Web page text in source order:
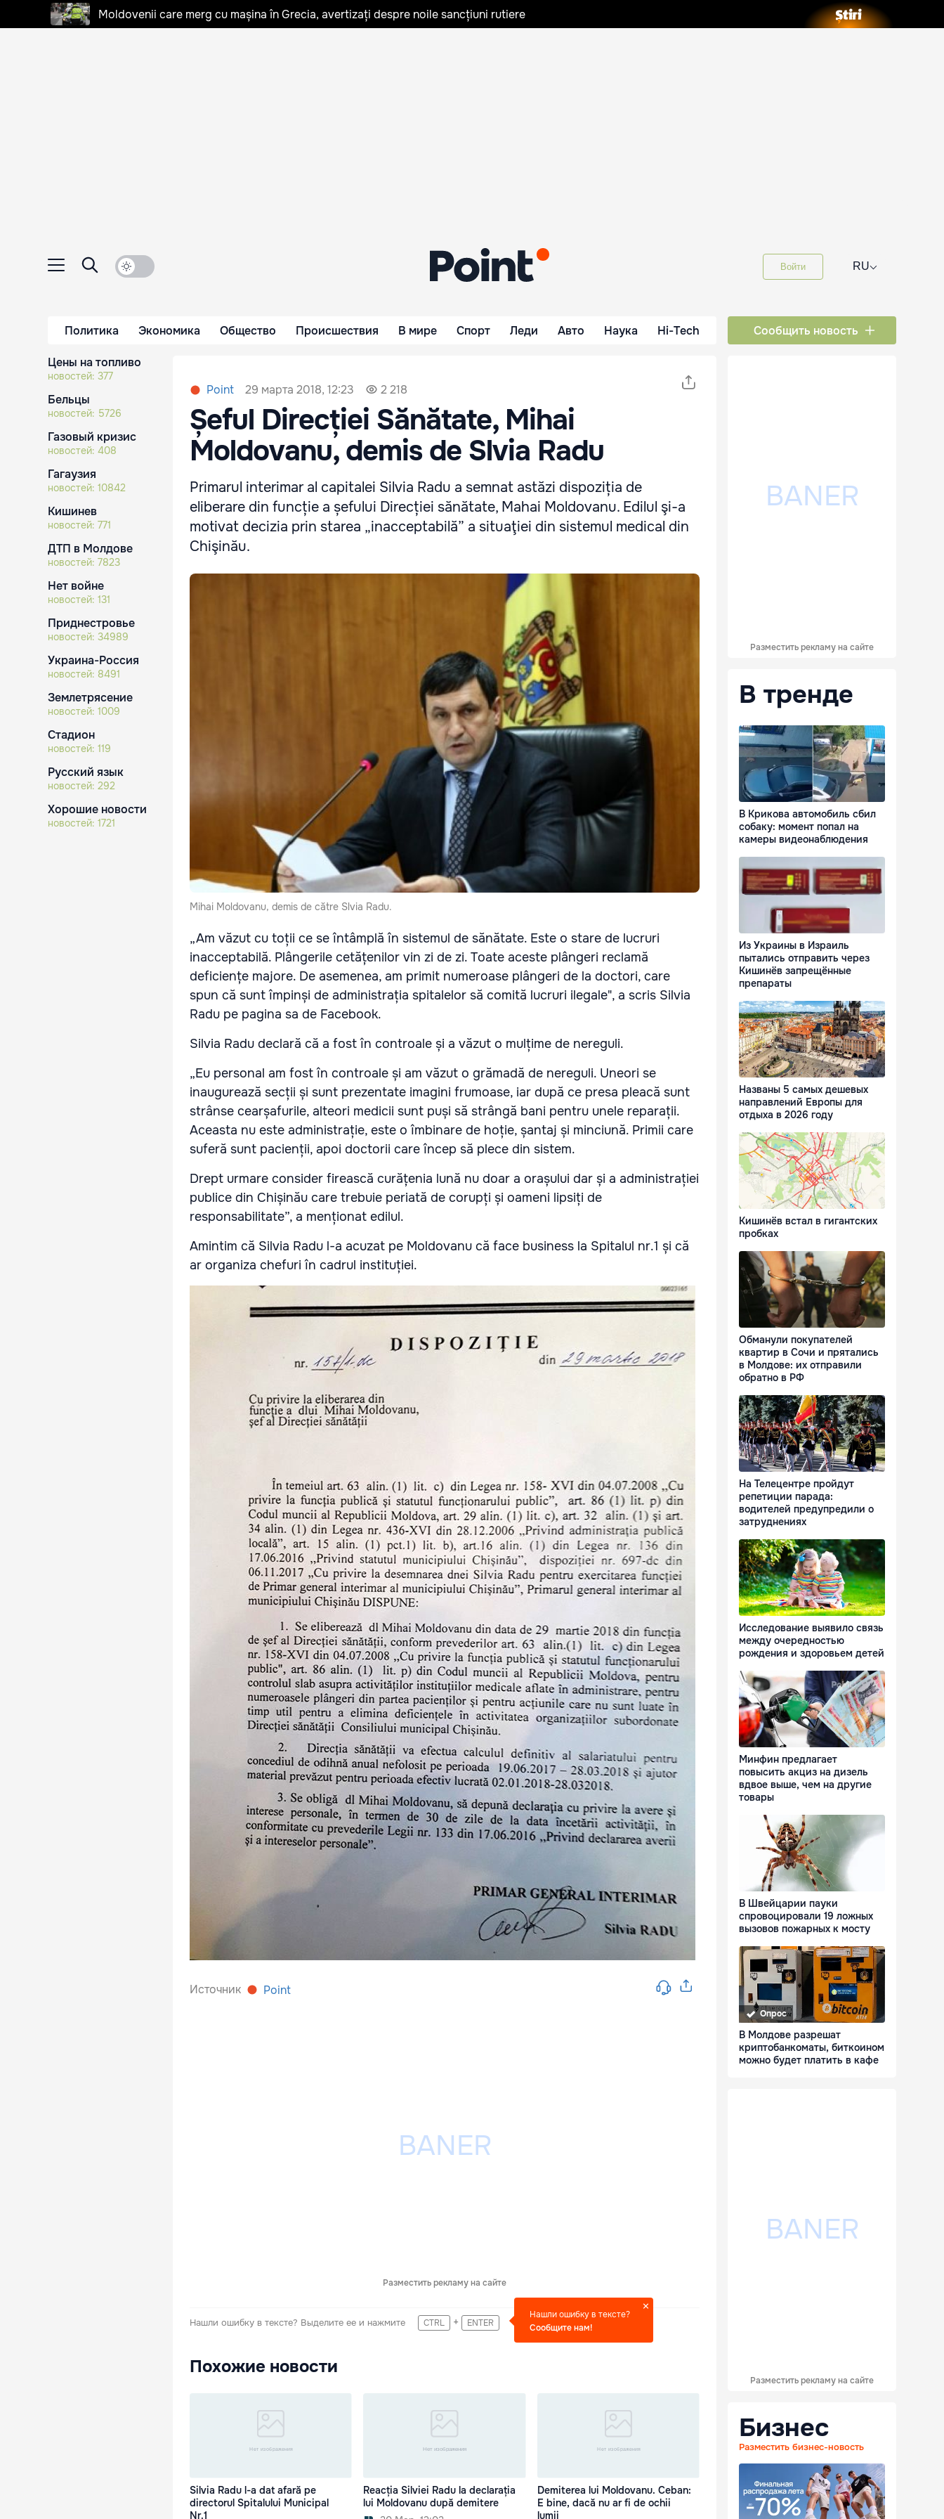
Moldovenii care merg cu mașina în Grecia, avertizați despre noile sancțiuni rutiere
Войти RU⌵
Политика Экономика Общество Происшествия В мире Спорт Леди Авто Наука Hi-Tech Сообщить новость
Цены на топливо
новостей: 377
Бельцы
новостей: 5726
Газовый кризис
новостей: 408
Гагаузия
новостей: 10842
Кишинев
новостей: 771
ДТП в Молдове
новостей: 7823
Нет войне
новостей: 131
Приднестровье
новостей: 34989
Украина-Россия
новостей: 8491
Землетрясение
новостей: 1009
Стадион
новостей: 119
Русский язык
новостей: 292
Хорошие новости
новостей: 1721
Point 29 марта 2018, 12:23 2 218
Șeful Direcției Sănătate, Mihai
Moldovanu, demis de Slvia Radu
Primarul interimar al capitalei Silvia Radu a semnat astăzi dispoziția de
eliberare din funcție a șefului Direcției sănătate, Mahai Moldovanu. Edilul şi-a
motivat decizia prin starea „inacceptabilă” a situaţiei din sistemul medical din
Chişinău.
Mihai Moldovanu, demis de către Slvia Radu.
„Am văzut cu toții ce se întâmplă în sistemul de sănătate. Este o stare de lucruri
inacceptabilă. Plângerile cetățenilor vin zi de zi. Toate aceste plângeri reclamă
deficiențe majore. De asemenea, am primit numeroase plângeri de la doctori, care
spun că sunt împinși de administrația spitalelor să comită lucruri ilegale", a scris Silvia
Radu pe pagina sa de Facebook.
Silvia Radu declară că a fost în controale și a văzut o mulțime de nereguli.
„Eu personal am fost în controale și am văzut o grămadă de nereguli. Uneori se
inaugurează secții și sunt prezentate imagini frumoase, iar după ce presa pleacă sunt
strânse cearșafurile, alteori medicii sunt puși să strângă bani pentru unele reparații.
Aceasta nu este administrație, este o îmbinare de hoție, șantaj și minciună. Primii care
suferă sunt pacienții, apoi doctorii care încep să plece din sistem.
Drept urmare consider firească curățenia lună nu doar a orașului dar și a administrației
publice din Chișinău care trebuie periată de corupți și oameni lipsiți de
responsabilitate”, a menționat edilul.
Amintim că Silvia Radu l-a acuzat pe Moldovanu că face business la Spitalul nr.1 și că
ar organiza chefuri în cadrul instituției.
Источник Point
Разместить рекламу на сайте
Нашли ошибку в тексте? Выделите ее и нажмите CTRL + ENTER
Нашли ошибку в тексте?
Сообщите нам!
Похожие новости
Silvia Radu l-a dat afară pe
directorul Spitalului Municipal
Nr.1
Reacția Silviei Radu la declarația
lui Moldovanu după demitere
Demiterea lui Moldovanu. Ceban:
E bine, dacă nu ar fi de ochii
lumii
Разместить рекламу на сайте
В тренде
В Крикова автомобиль сбил
собаку: момент попал на
камеры видеонаблюдения
Из Украины в Израиль
пытались отправить через
Кишинёв запрещённые
препараты
Названы 5 самых дешевых
направлений Европы для
отдыха в 2026 году
Кишинёв встал в гигантских
пробках
Обманули покупателей
квартир в Сочи и прятались
в Молдове: их отправили
обратно в РФ
На Телецентре пройдут
репетиции парада:
водителей предупредили о
затруднениях
Исследование выявило связь
между очередностью
рождения и здоровьем детей
Минфин предлагает
повысить акциз на дизель
вдвое выше, чем на другие
товары
В Швейцарии пауки
спровоцировали 19 ложных
вызовов пожарных к мосту
Опрос
В Молдове разрешат
криптобанкоматы, биткоином
можно будет платить в кафе
Разместить рекламу на сайте
Бизнес
Разместить бизнес-новость